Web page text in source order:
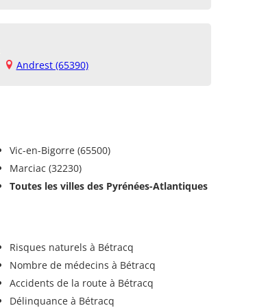
Andrest (65390)
Vic-en-Bigorre (65500)
Marciac (32230)
Toutes les villes des Pyrénées-Atlantiques
Risques naturels à Bétracq
Nombre de médecins à Bétracq
Accidents de la route à Bétracq
Délinquance à Bétracq